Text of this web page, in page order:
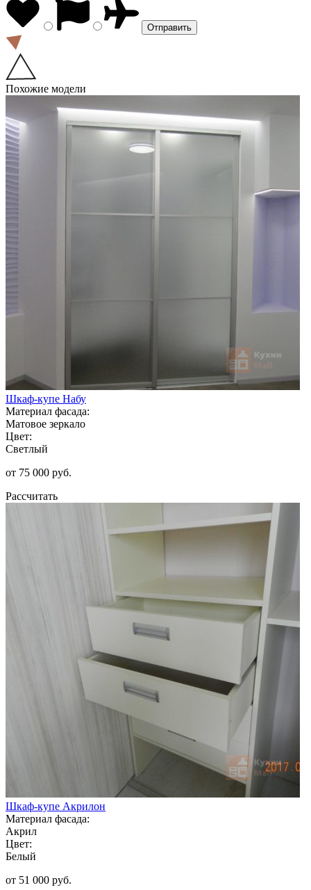
Похожие модели
Шкаф-купе Набу
Материал фасада:
Матовое зеркало
Цвет:
Светлый
от 75 000 руб.
Рассчитать
Шкаф-купе Акрилон
Материал фасада:
Акрил
Цвет:
Белый
от 51 000 руб.